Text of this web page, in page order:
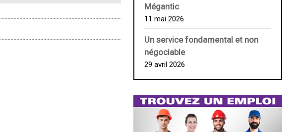
Mégantic
11 mai 2026
Un service fondamental et non
négociable
29 avril 2026